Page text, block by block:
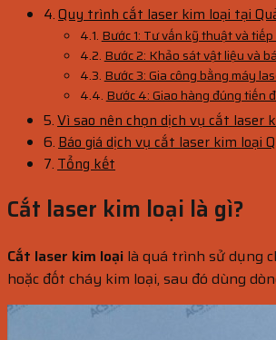
Quy trình cắt laser kim loại tại
Bước 1: Tư vấn kỹ thuật và
Bước 2: Khảo sát vật liệu và
Bước 3: Gia công bằng máy
Bước 4: Giao hàng đúng tiến
Vì sao nên chọn dịch vụ cắt laser
Báo giá dịch vụ cắt laser kim loại
Tổng kết
Cắt laser kim loại là gì?
Cắt laser kim loại là quá trình sử dụng
hoặc đốt cháy kim loại, sau đó dùng